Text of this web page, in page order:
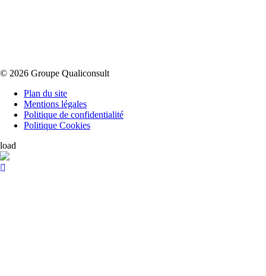
© 2026 Groupe Qualiconsult
Plan du site
Mentions légales
Politique de confidentialité
Politique Cookies
load